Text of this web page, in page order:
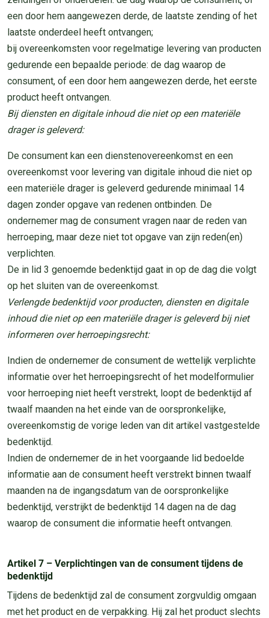
een door hem aangewezen derde, de laatste zending of het
laatste onderdeel heeft ontvangen;
bij overeenkomsten voor regelmatige levering van producten
gedurende een bepaalde periode: de dag waarop de
consument, of een door hem aangewezen derde, het eerste
product heeft ontvangen.
Bij diensten en digitale inhoud die niet op een materiële
drager is geleverd:
De consument kan een dienstenovereenkomst en een
overeenkomst voor levering van digitale inhoud die niet op
een materiële drager is geleverd gedurende minimaal 14
dagen zonder opgave van redenen ontbinden. De
ondernemer mag de consument vragen naar de reden van
herroeping, maar deze niet tot opgave van zijn reden(en)
verplichten.
De in lid 3 genoemde bedenktijd gaat in op de dag die volgt
op het sluiten van de overeenkomst.
Verlengde bedenktijd voor producten, diensten en digitale
inhoud die niet op een materiële drager is geleverd bij niet
informeren over herroepingsrecht:
Indien de ondernemer de consument de wettelijk verplichte
informatie over het herroepingsrecht of het modelformulier
voor herroeping niet heeft verstrekt, loopt de bedenktijd af
twaalf maanden na het einde van de oorspronkelijke,
overeenkomstig de vorige leden van dit artikel vastgestelde
bedenktijd.
Indien de ondernemer de in het voorgaande lid bedoelde
informatie aan de consument heeft verstrekt binnen twaalf
maanden na de ingangsdatum van de oorspronkelijke
bedenktijd, verstrijkt de bedenktijd 14 dagen na de dag
waarop de consument die informatie heeft ontvangen.
Artikel 7 – Verplichtingen van de consument tijdens de
bedenktijd
Tijdens de bedenktijd zal de consument zorgvuldig omgaan
met het product en de verpakking. Hij zal het product slechts